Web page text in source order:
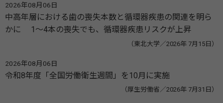
2026年08月06日
中高年層における歯の喪失本数と循環器疾患の関連を明ら
かに 1～4本の喪失でも、循環器疾患リスクが上昇
（東北大学／2026年 7月15日）
2026年08月06日
令和8年度「全国労働衛生週間」を10月に実施
（厚生労働省／2026年 7月31日）